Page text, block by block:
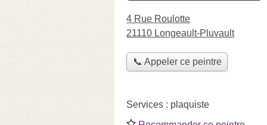
4 Rue Roulotte
21110 Longeault-Pluvault
📞 Appeler ce peintre
Services : plaquiste